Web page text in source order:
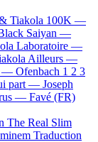
Tiakola 100K —
Saiyan —
Laboratoire —
Ailleurs —
— Ofenbach 1 2 3
part — Joseph
— Favé (FR)
The Real Slim
Traduction